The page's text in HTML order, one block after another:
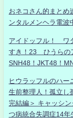
おネコさん的まと
ンタルメンヘラ電波
アイドッフル！ ワ
すき！23 ひうらの
SNH48！JKT48！
ヒウラッフルのハー
生前整理人！孤立し
完結編＞ キャッシ
つ病統合失調症14年